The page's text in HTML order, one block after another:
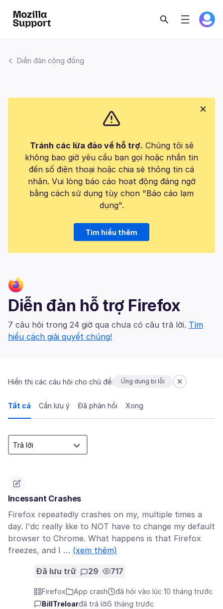
Diễn đàn cộng đồng
Tránh các lừa đảo về hỗ trợ. Chúng tôi sẽ
không bao giờ yêu cầu bạn gọi hoặc nhắn tin
đến số điện thoại hoặc chia sẻ thông tin cá
nhân. Vui lòng báo cáo hoạt động đáng ngờ
bằng cách sử dụng tùy chọn "Báo cáo lạm
dụng".
Tìm hiểu thêm
Diễn đàn hỗ trợ Firefox
7 câu hỏi trong 24 giờ qua chưa có câu trả lời. Tìm
hiểu cách giải quyết chúng!
Hiển thị các câu hỏi cho chủ đề: Ứng dụng bị lỗi
Tất cả Cần lưu ý Đã phản hồi Xong
Incessant Crashes
Firefox repeatedly crashes on my, multiple times a
day. I'dc really like to NOT have to change my default
browser to Chrome. What happens is that Firefox
freezes, and I … (xem thêm)
Đã lưu trữ 29 717
Firefox App crash
đã hỏi vào lúc 10 tháng trước
BillTreloarđã trả lời5 tháng trước